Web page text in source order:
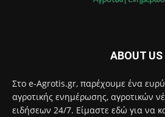
ABOUT US
Στο e-Agrotis.gr, παρέχουμε ένα
αγροτικής ενημέρωσης, αγροτικών
ειδήσεων 24/7. Είμαστε εδώ για να